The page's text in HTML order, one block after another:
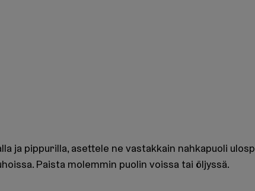
ja pippurilla, asettele ne vastakkain nahkapuoli
Paista molemmin puolin voissa tai öljyssä.